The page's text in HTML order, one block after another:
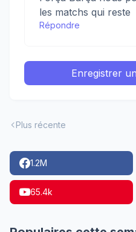
les matchs qui reste
Répondre
Enregistrer
Plus récente
1.2M
65.4k